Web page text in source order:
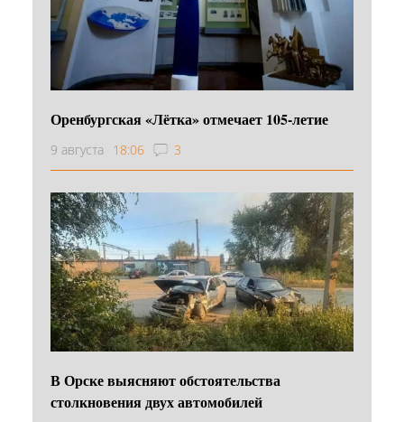
Оренбургская «Лётка» отмечает 105-летие
9 августа 18:06 3
В Орске выясняют обстоятельства
столкновения двух автомобилей